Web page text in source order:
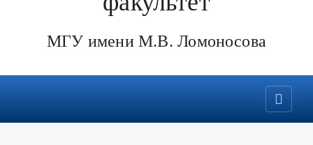
МГУ имени М.В. Ломоносова